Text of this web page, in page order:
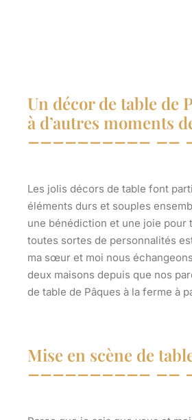
Un décor de table de
à d’autres moments
Les jolis décors de table font
éléments durs et souples
une bénédiction et une joie pour
toutes sortes de personnalités
ma sœur et moi nous
deux maisons depuis que nos
de table de Pâques à la ferme à
Mise en scène de